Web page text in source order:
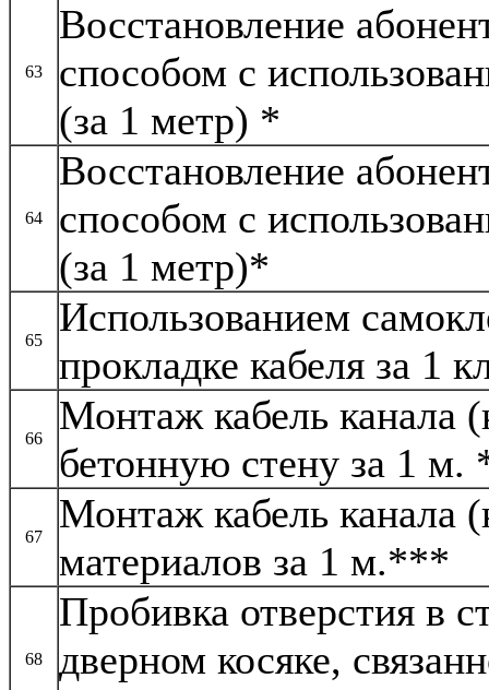
63
Восстановление
способом с
(за 1 метр) *
64
Восстановление
способом с
(за 1 метр)*
65
Использованием
прокладке кабеля за 1
66
Монтаж кабель канала
бетонную стену за 1
67
Монтаж кабель канала
материалов за 1 м.***
68
Пробивка отверстия в
дверном косяке,